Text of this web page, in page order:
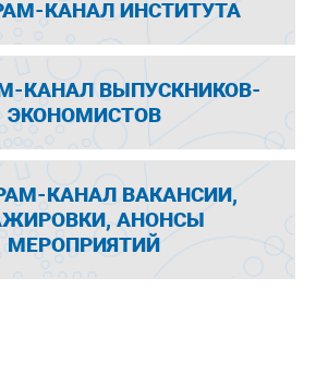
КАНАЛ ИНСТИТУТА
КАНАЛ ВЫПУСКНИКОВ-
ЭКОНОМИСТОВ
КАНАЛ ВАКАНСИИ,
АНОНСЫ
МЕРОПРИЯТИЙ